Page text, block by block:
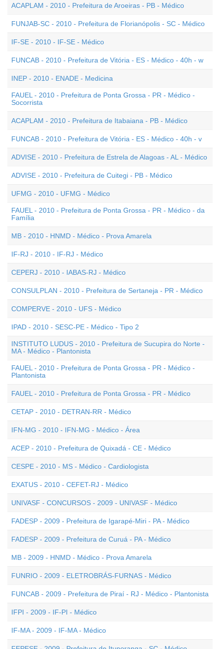
ACAPLAM - 2010 - Prefeitura de Aroeiras - PB - Médico
FUNJAB-SC - 2010 - Prefeitura de Florianópolis - SC - Médico
IF-SE - 2010 - IF-SE - Médico
FUNCAB - 2010 - Prefeitura de Vitória - ES - Médico - 40h - w
INEP - 2010 - ENADE - Medicina
FAUEL - 2010 - Prefeitura de Ponta Grossa - PR - Médico -
Socorrista
ACAPLAM - 2010 - Prefeitura de Itabaiana - PB - Médico
FUNCAB - 2010 - Prefeitura de Vitória - ES - Médico - 40h - v
ADVISE - 2010 - Prefeitura de Estrela de Alagoas - AL - Médico
ADVISE - 2010 - Prefeitura de Cuitegi - PB - Médico
UFMG - 2010 - UFMG - Médico
FAUEL - 2010 - Prefeitura de Ponta Grossa - PR - Médico - da
Família
MB - 2010 - HNMD - Médico - Prova Amarela
IF-RJ - 2010 - IF-RJ - Médico
CEPERJ - 2010 - IABAS-RJ - Médico
CONSULPLAN - 2010 - Prefeitura de Sertaneja - PR - Médico
COMPERVE - 2010 - UFS - Médico
IPAD - 2010 - SESC-PE - Médico - Tipo 2
INSTITUTO LUDUS - 2010 - Prefeitura de Sucupira do Norte -
MA - Médico - Plantonista
FAUEL - 2010 - Prefeitura de Ponta Grossa - PR - Médico -
Plantonista
FAUEL - 2010 - Prefeitura de Ponta Grossa - PR - Médico
CETAP - 2010 - DETRAN-RR - Médico
IFN-MG - 2010 - IFN-MG - Médico - Área
ACEP - 2010 - Prefeitura de Quixadá - CE - Médico
CESPE - 2010 - MS - Médico - Cardiologista
EXATUS - 2010 - CEFET-RJ - Médico
UNIVASF - CONCURSOS - 2009 - UNIVASF - Médico
FADESP - 2009 - Prefeitura de Igarapé-Miri - PA - Médico
FADESP - 2009 - Prefeitura de Curuá - PA - Médico
MB - 2009 - HNMD - Médico - Prova Amarela
FUNRIO - 2009 - ELETROBRÁS-FURNAS - Médico
FUNCAB - 2009 - Prefeitura de Piraí - RJ - Médico - Plantonista
IFPI - 2009 - IF-PI - Médico
IF-MA - 2009 - IF-MA - Médico